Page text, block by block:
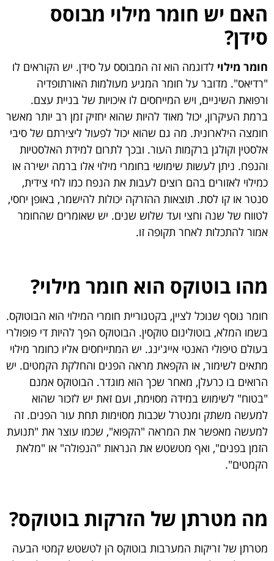
האם יש חומר מילוי מבוסס
סידן?
חומר מילוי לדוגמה הוא זה המבוסס על סידן. יש הקוראים לו
"רדיאס". מדובר על חומר המגיע מעולמות האורתופדיה
ורפואת השיניים, ויש המייחסים לו איכויות של בניית עצם.
ברמת העיקרון, יכול מאוד להיות שהוא יחזיק זמן רב יותר מאשר
חומצה הילארונית. מה גם שהוא יכול לפעול ליצירתם של סיבי
אלסטין וקולגן ברקמות העור. ובכך לתרום למידת האלסטיות
והנפח. ניתן לעשות שימושי בחומרי מילוי אלו ברמה ישירה או
כמילוי לאזורים בהם רוצים לעבות את הנפח כמו לחי צידית,
סנטר או קו לסת. תוצאות ההזרקה יכולות להישמר, באופן יחסי,
לטווח של שנה וחצי ועד שלוש שנים. יש שאומרים שהחומר
אמור להתכלות לאחר תקופה זו.
מהו בוטוקס הוא חומר מילוי?
חומר נוסף שנוכל לציין, בקטגוריית חומרי המילוי הוא הבוטוקס.
בשמו המלא, בוטולינום טוקסין. הבוטוקס הפך להיות די פופולרי
בעולם טיפולי האנטי אייג'ינג. יש המתייחסים אליו כחומר מילוי
מתאים לשימור, או הקפאת מראה הפנים והחלקת הקמטים. יש
הרואים בו כרעלן, מאחר שכך הוא מוגדר. הבוטוקס אמנם
"בטוח" לשימוש במידה מסוימת, ועם זאת יש לזכור שהוא
למעשה משתק ומנטרל שכבות מסוימות תחת עור הפנים. זה
למעשה מאפשר את המראה "הקפוא", שכמו עוצר את "תנועת
הזמן בפנים", ואף מטשטש את הנראות "הנפולה" או "מלאת
הקמטים".
מה מטרתן של הזרקות בוטוקס?
מטרתן של זריקות המערבות בוטוקס הן לטשטש קמטי הבעה